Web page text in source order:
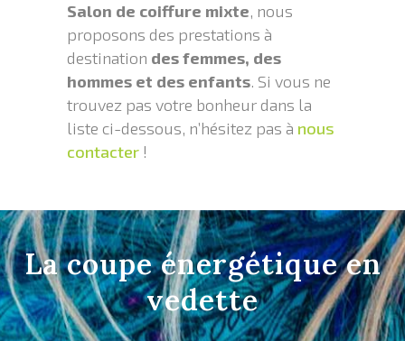
Salon de coiffure mixte, nous
proposons des prestations à
destination des femmes, des
hommes et des enfants. Si vous ne
trouvez pas votre bonheur dans la
liste ci-dessous, n’hésitez pas à nous
contacter !
La coupe énergétique en
vedette